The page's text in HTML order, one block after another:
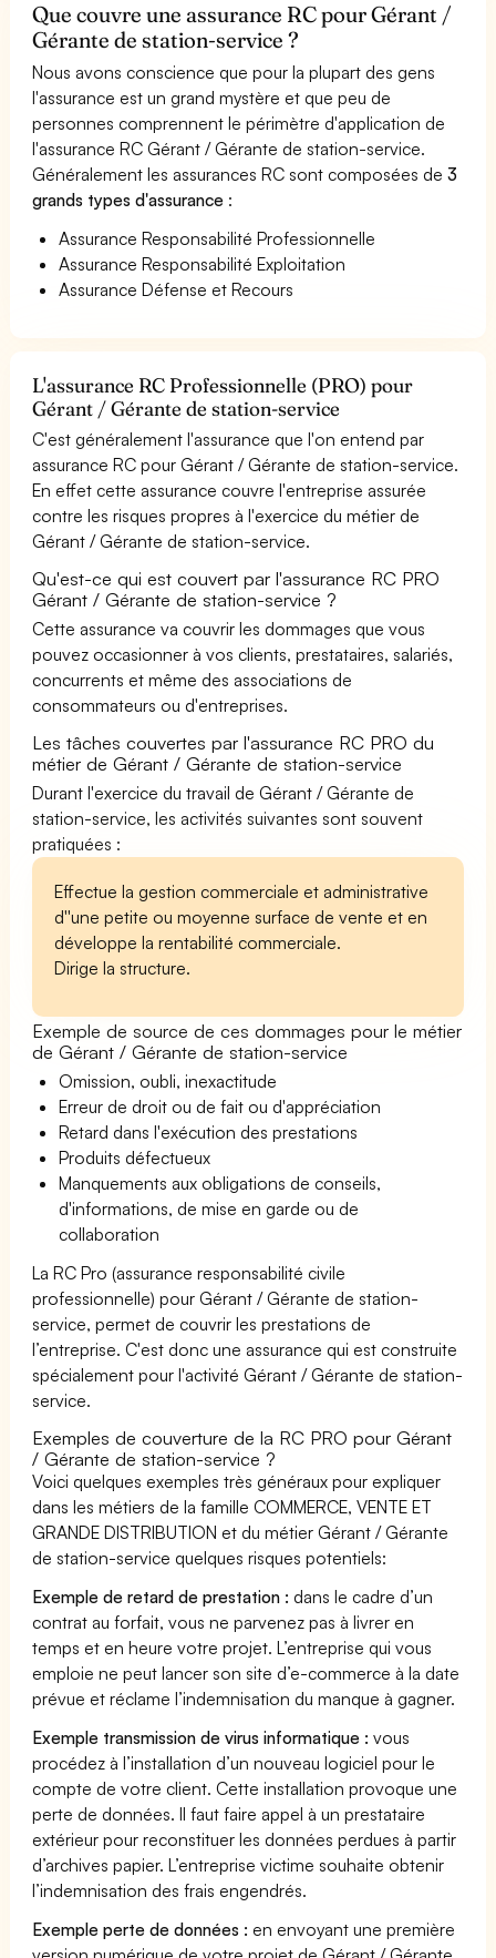
Que couvre une assurance RC pour Gérant /
Gérante de station-service ?
Nous avons conscience que pour la plupart des gens
l'assurance est un grand mystère et que peu de
personnes comprennent le périmètre d'application de
l'assurance RC Gérant / Gérante de station-service.
Généralement les assurances RC sont composées de3
grands types d'assurance :
Assurance Responsabilité Professionnelle
Assurance Responsabilité Exploitation
Assurance Défense et Recours
L'assurance RC Professionnelle (PRO) pour
Gérant / Gérante de station-service
C'est généralement l'assurance que l'on entend par
assurance RC pour Gérant / Gérante de station-service.
En effet cette assurance couvre l'entreprise assurée
contre les risques propres à l'exercice du métier de
Gérant / Gérante de station-service.
Qu'est-ce qui est couvert par l'assurance RC PRO
Gérant / Gérante de station-service ?
Cette assurance va couvrir les dommages que vous
pouvez occasionner à vos clients, prestataires, salariés,
concurrents et même des associations de
consommateurs ou d'entreprises.
Les tâches couvertes par l'assurance RC PRO du
métier de Gérant / Gérante de station-service
Durant l'exercice du travail de Gérant / Gérante de
station-service, les activités suivantes sont souvent
pratiquées :
Effectue la gestion commerciale et administrative
d''une petite ou moyenne surface de vente et en
développe la rentabilité commerciale.
Dirige la structure.
Exemple de source de ces dommages pour le métier
de Gérant / Gérante de station-service
Omission, oubli, inexactitude
Erreur de droit ou de fait ou d'appréciation
Retard dans l'exécution des prestations
Produits défectueux
Manquements aux obligations de conseils,
d'informations, de mise en garde ou de
collaboration
La RC Pro (assurance responsabilité civile
professionnelle) pour Gérant / Gérante de station-
service, permet de couvrir les prestations de
l’entreprise. C'est donc une assurance qui est construite
spécialement pour l'activité Gérant / Gérante de station-
service.
Exemples de couverture de la RC PRO pour Gérant
/ Gérante de station-service ?
Voici quelques exemples très généraux pour expliquer
dans les métiers de la famille COMMERCE, VENTE ET
GRANDE DISTRIBUTION et du métier Gérant / Gérante
de station-service quelques risques potentiels:
Exemple de retard de prestation : dans le cadre d’un
contrat au forfait, vous ne parvenez pas à livrer en
temps et en heure votre projet. L’entreprise qui vous
emploie ne peut lancer son site d’e-commerce à la date
prévue et réclame l’indemnisation du manque à gagner.
Exemple transmission de virus informatique : vous
procédez à l’installation d’un nouveau logiciel pour le
compte de votre client. Cette installation provoque une
perte de données. Il faut faire appel à un prestataire
extérieur pour reconstituer les données perdues à partir
d’archives papier. L’entreprise victime souhaite obtenir
l’indemnisation des frais engendrés.
Exemple perte de données : en envoyant une première